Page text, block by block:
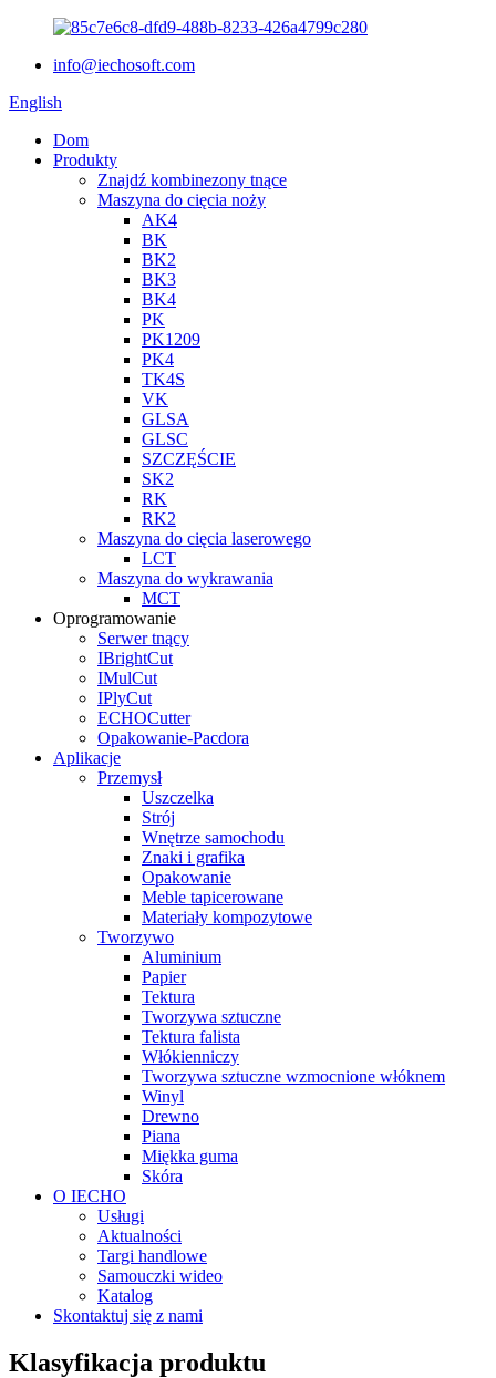
info@iechosoft.com
English
Dom
Produkty
Znajdź kombinezony tnące
Maszyna do cięcia noży
AK4
BK
BK2
BK3
BK4
PK
PK1209
PK4
TK4S
VK
GLSA
GLSC
SZCZĘŚCIE
SK2
RK
RK2
Maszyna do cięcia laserowego
LCT
Maszyna do wykrawania
MCT
Oprogramowanie
Serwer tnący
IBrightCut
IMulCut
IPlyCut
ECHOCutter
Opakowanie-Pacdora
Aplikacje
Przemysł
Uszczelka
Strój
Wnętrze samochodu
Znaki i grafika
Opakowanie
Meble tapicerowane
Materiały kompozytowe
Tworzywo
Aluminium
Papier
Tektura
Tworzywa sztuczne
Tektura falista
Włókienniczy
Tworzywa sztuczne wzmocnione włóknem
Winyl
Drewno
Piana
Miękka guma
Skóra
O IECHO
Usługi
Aktualności
Targi handlowe
Samouczki wideo
Katalog
Skontaktuj się z nami
Klasyfikacja produktu